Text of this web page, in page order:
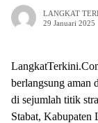
LANGKAT
29 Januari 2025
berlangsung aman
di sejumlah titik
Stabat, Kabupaten